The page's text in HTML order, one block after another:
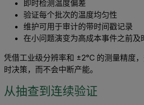
即时检测温度偏差
验证每个批次的温度均匀性
维护可用于审计的带时间戳记录
在小问题演变为高成本事件之前及
凭借工业级分辨率和 ±2°C 的测量精度
时决策，而不会中断产能。
从抽查到连续验证